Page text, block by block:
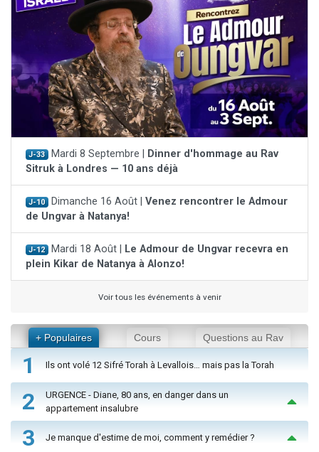
J-33 Mardi 8 Septembre |
Dinner d'hommage au Rav
Sitruk à Londres — 10 ans déjà
J-10 Dimanche 16 Août | Venez rencontrer le Admour
de Ungvar à Natanya!
J-12 Mardi 18 Août |
Le Admour de Ungvar recevra en
plein Kikar de Natanya à Alonzo!
Voir tous les événements à venir
+ Populaires Cours Questions au Rav
1 Ils ont volé 12 Sifré Torah à Levallois… mais pas la Torah
2
URGENCE - Diane, 80 ans, en danger dans un
appartement insalubre
3 Je manque d'estime de moi, comment y remédier ?